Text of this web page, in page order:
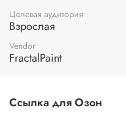
Целевая аудитория
Взрослая
Vendor
FractalPaint
Ссылка для Озон